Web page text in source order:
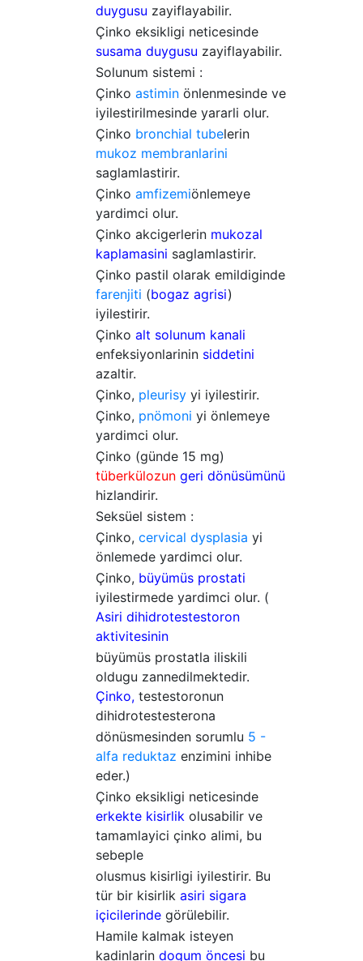
duygusu zayiflayabilir.
Çinko eksikligi neticesinde
susama duygusu zayiflayabilir.
Solunum sistemi :
Çinko astimin önlenmesinde ve
iyilestirilmesinde yararli olur.
Çinko bronchial tubelerin
mukoz membranlarini
saglamlastirir.
Çinko amfizemiönlemeye
yardimci olur.
Çinko akcigerlerin mukozal
kaplamasini saglamlastirir.
Çinko pastil olarak emildiginde
farenjiti (bogaz agrisi)
iyilestirir.
Çinko alt solunum kanali
enfeksiyonlarinin siddetini
azaltir.
Çinko, pleurisy yi iyilestirir.
Çinko, pnömoni yi önlemeye
yardimci olur.
Çinko (günde 15 mg)
tüberkülozun geri dönüsümünü
hizlandirir.
Seksüel sistem :
Çinko, cervical dysplasia yi
önlemede yardimci olur.
Çinko, büyümüs prostati
iyilestirmede yardimci olur. (
Asiri dihidrotestestoron
aktivitesinin
büyümüs prostatla iliskili
oldugu zannedilmektedir.
Çinko, testestoronun
dihidrotestesterona
dönüsmesinden sorumlu 5 -
alfa reduktaz enzimini inhibe
eder.)
Çinko eksikligi neticesinde
erkekte kisirlik olusabilir ve
tamamlayici çinko alimi, bu
sebeple
olusmus kisirligi iyilestirir. Bu
tür bir kisirlik asiri sigara
içicilerinde görülebilir.
Hamile kalmak isteyen
kadinlarin dogum öncesi bu